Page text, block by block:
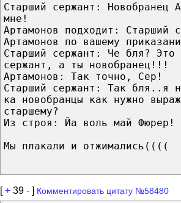
Старший сержант: Новобранец
мне!
Артамонов подходит: Старший
Артамонов по вашему
Старший сержант: Че бля? Это
сержант, а ты новобранец!!!
Артамонов: Так точно, Сер!
Старший сержант: Так бля..я
ка новобранцы как нужно
старшему?
Из строя: Йа воль май Фюрер!
Мы плакали и отжимались((((
[+ 39 - ] Комментировать цитату №58480